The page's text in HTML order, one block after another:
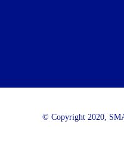
© Copyright 2020,